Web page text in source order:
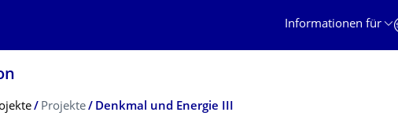
Informationen für
Projekte Denkmal und Energie III